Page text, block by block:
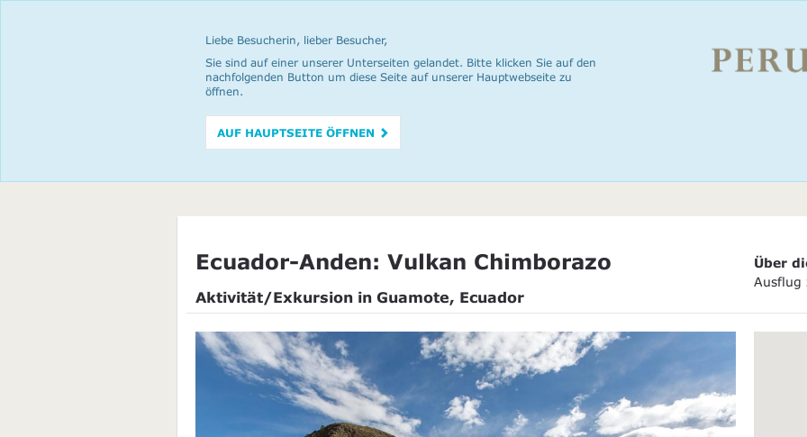
Liebe Besucherin, lieber Besucher,
Sie sind auf einer unserer Unterseiten gelandet. Bitte klicken Sie auf den
nachfolgenden Button um diese Seite auf unserer Hauptwebseite zu
öffnen.
AUF HAUPTSEITE ÖFFNEN
Ecuador-Anden: Vulkan Chimborazo
Aktivität/Exkursion in Guamote, Ecuador
Über
Ausflug